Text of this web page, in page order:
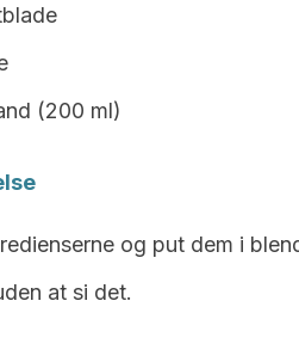
(200 ml)
og put dem i
at si det.